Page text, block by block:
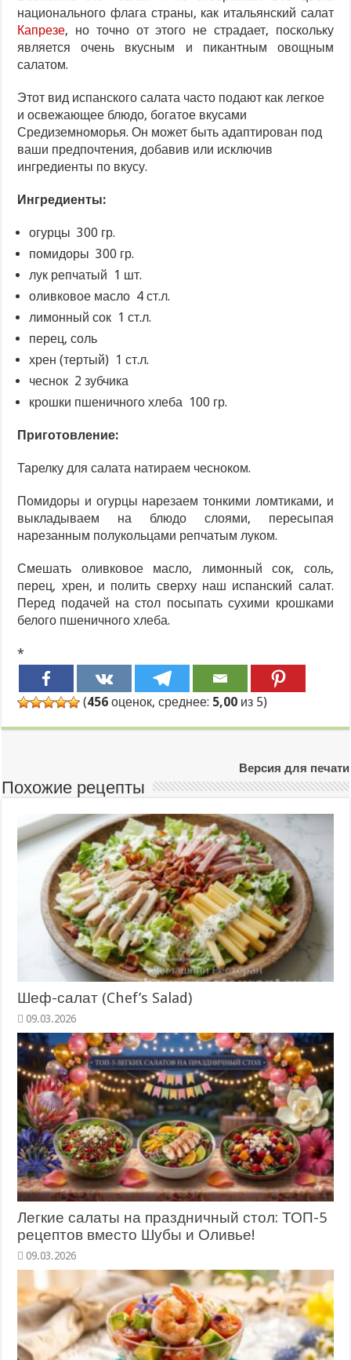
национального флага страны, как итальянский салат
Капрезе, но точно от этого не страдает, поскольку
является очень вкусным и пикантным овощным
салатом.
Этот вид испанского салата часто подают как легкое
и освежающее блюдо, богатое вкусами
Средиземноморья. Он может быть адаптирован под
ваши предпочтения, добавив или исключив
ингредиенты по вкусу.
Ингредиенты:
огурцы 300 гр.
помидоры 300 гр.
лук репчатый 1 шт.
оливковое масло 4 ст.л.
лимонный сок 1 ст.л.
перец, соль
хрен (тертый) 1 ст.л.
чеснок 2 зубчика
крошки пшеничного хлеба 100 гр.
Приготовление:
Тарелку для салата натираем чесноком.
Помидоры и огурцы нарезаем тонкими ломтиками, и
выкладываем на блюдо слоями, пересыпая
нарезанным полукольцами репчатым луком.
Смешать оливковое масло, лимонный сок, соль,
перец, хрен, и полить сверху наш испанский салат.
Перед подачей на стол посыпать сухими крошками
белого пшеничного хлеба.
*
(456 оценок, среднее: 5,00 из 5)
Версия для печати
Похожие рецепты
Шеф-салат (Chef’s Salad)
09.03.2026
Легкие салаты на праздничный стол: ТОП-5
рецептов вместо Шубы и Оливье!
09.03.2026